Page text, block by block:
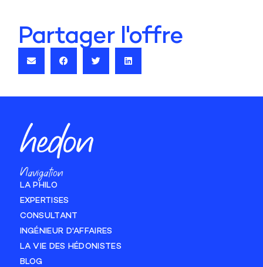
Partager l'offre
Navigation
LA PHILO
EXPERTISES
CONSULTANT
INGÉNIEUR D'AFFAIRES
LA VIE DES HÉDONISTES
BLOG